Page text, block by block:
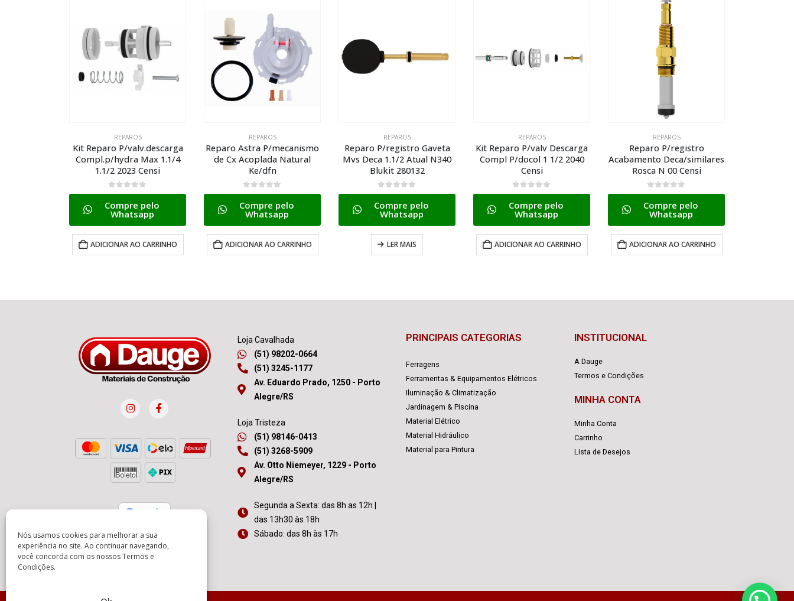
Nós usamos cookies para melhorar a sua
experiência no site. Ao continuar navegando,
você concorda com os nossosTermos e
Condições.
REPAROS
Reparo Astra P/mecanismo
de Cx Acoplada Natural
Ke/dfn
0de 5
Compre pelo
Whatsapp
ADICIONAR AO CARRINHO
REPAROS
Reparo P/registro Gaveta
Mvs Deca 1.1/2 Atual N340
Blukit 280132
0de 5
Compre pelo
Whatsapp
LER MAIS
REPAROS
Kit Reparo P/valv Descarga
Compl P/docol 1 1/2 2040
Censi
0de 5
Compre pelo
Whatsapp
ADICIONAR AO CARRINHO
REPAROS
Reparo P/registro
Acabamento Deca/similares
Rosca N 00 Censi
0de 5
Compre pelo
Whatsapp
ADICIONAR AO CARRINHO
REPAROS
Conj Reparo Astra
P/mecanismo de Cx
Acoplada Ks/cast
0de 5
Compre pelo
Whatsapp
ADICIONAR AO CARRINHO
Loja Cavalhada
(51) 98202-0664
(51) 3245-1177
Av. Eduardo Prado, 1250 - Porto
Alegre/RS
Loja Tristeza
(51) 98146-0413
(51) 3268-5909
Av. Otto Niemeyer, 1229 - Porto
Alegre/RS
Segunda a Sexta: das 8h as 12h |
das 13h30 às 18h
Sábado: das 8h às 17h
PRINCIPAIS CATEGORIAS
Ferragens
Ferramentas & Equipamentos Elétricos
Iluminação & Climatização
Jardinagem & Piscina
Material Elétrico
Material Hidráulico
Material para Pintura
INSTITUCIONAL
A Dauge
Termos e Condições
MINHA CONTA
Minha Conta
Carrinho
Lista de Desejos